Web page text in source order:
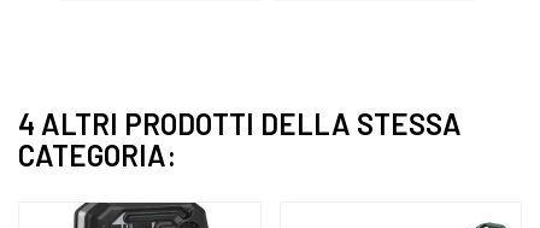
4 ALTRI PRODOTTI DELLA STESSA
CATEGORIA: